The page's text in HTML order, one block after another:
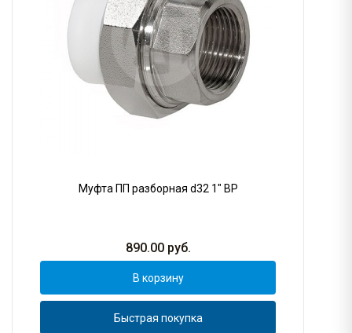
Муфта ПП разборная d32 1" ВР
890.00руб.
В корзину
Быстрая покупка